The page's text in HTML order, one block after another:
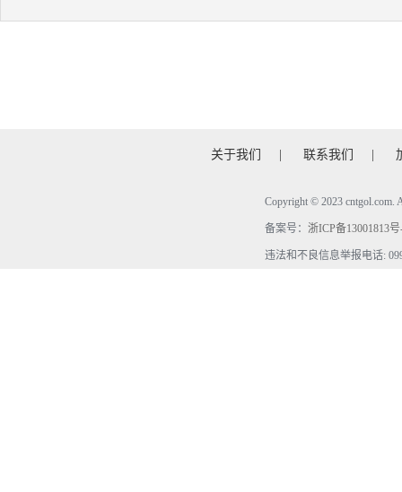
关于我们 联系我们
Copyright © 2023
备案号： 浙ICP备13001813
违法和不良信息举报电话: